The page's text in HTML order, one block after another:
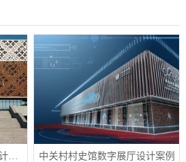
新疆农业展览馆数字展厅设计案例 中关村村史馆数字展厅设计案例